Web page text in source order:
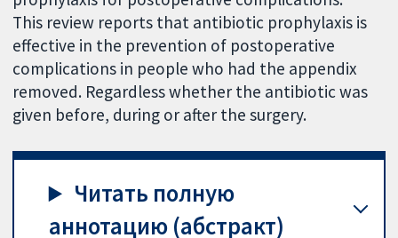
This review reports that antibiotic prophylaxis is
effective in the prevention of postoperative
complications in people who had the appendix
removed. Regardless whether the antibiotic was
given before, during or after the surgery.
Читать полную
аннотацию (абстракт)